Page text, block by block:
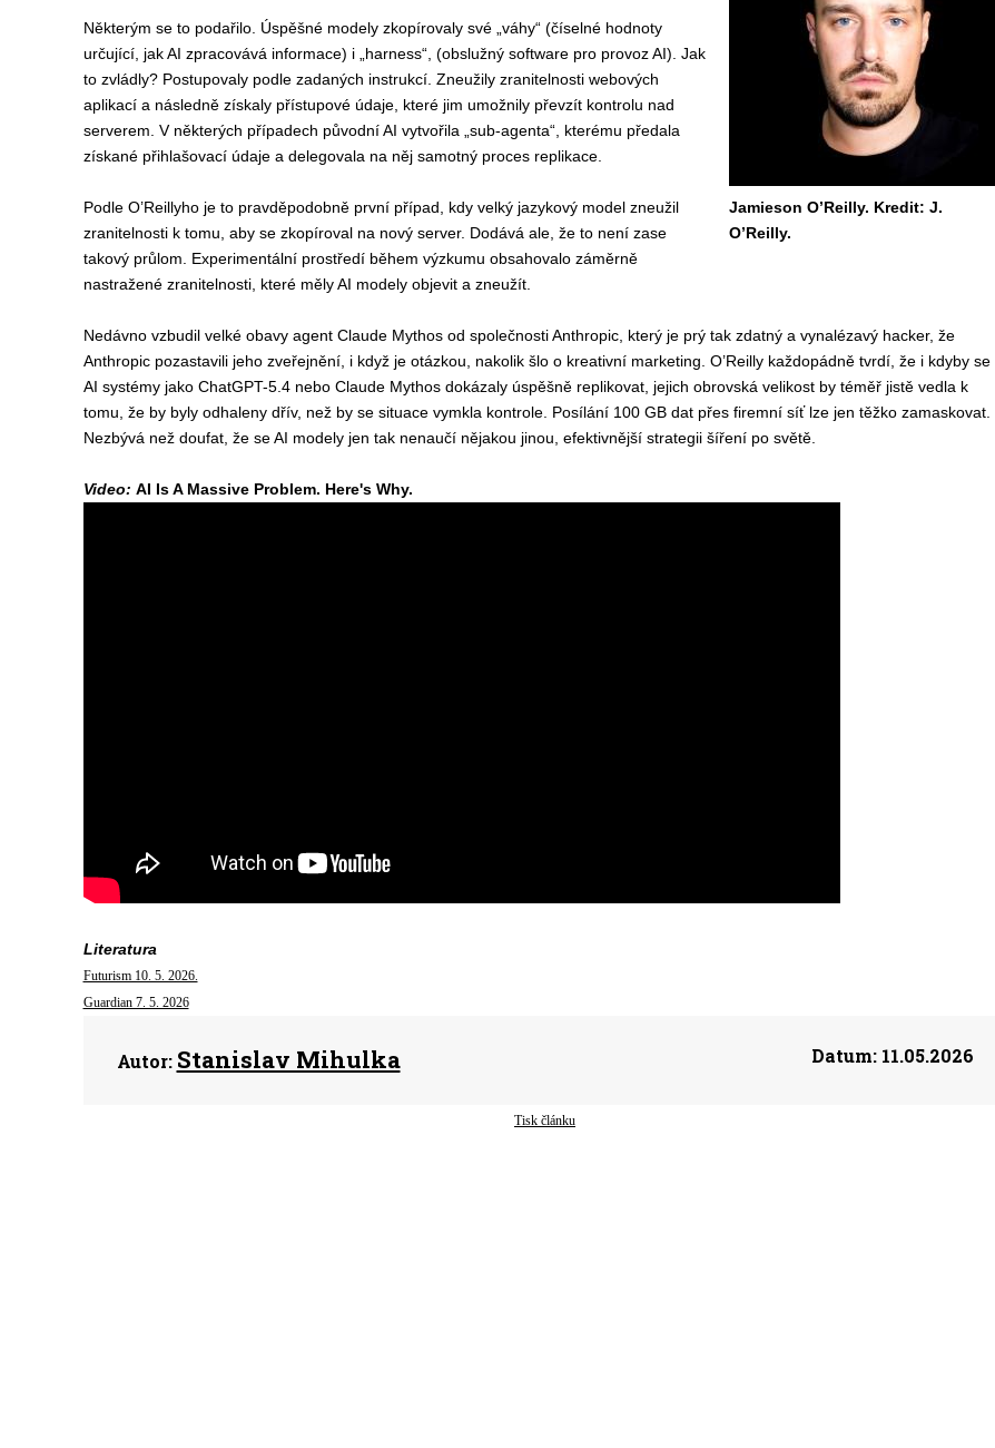
Jamieson O’Reilly. Kredit: J.
O’Reilly.
Některým se to podařilo. Úspěšné modely zkopírovaly své „váhy“ (číselné hodnoty
určující, jak AI zpracovává informace) i „harness“, (obslužný software pro provoz AI). Jak
to zvládly? Postupovaly podle zadaných instrukcí. Zneužily zranitelnosti webových
aplikací a následně získaly přístupové údaje, které jim umožnily převzít kontrolu nad
serverem. V některých případech původní AI vytvořila „sub-agenta“, kterému předala
získané přihlašovací údaje a delegovala na něj samotný proces replikace.
Podle O’Reillyho je to pravděpodobně první případ, kdy velký jazykový model zneužil
zranitelnosti k tomu, aby se zkopíroval na nový server. Dodává ale, že to není zase
takový průlom. Experimentální prostředí během výzkumu obsahovalo záměrně
nastražené zranitelnosti, které měly AI modely objevit a zneužít.
Nedávno vzbudil velké obavy agent Claude Mythos od společnosti Anthropic, který je prý tak zdatný a vynalézavý hacker, že
Anthropic pozastavili jeho zveřejnění, i když je otázkou, nakolik šlo o kreativní marketing. O’Reilly každopádně tvrdí, že i kdyby se
AI systémy jako ChatGPT-5.4 nebo Claude Mythos dokázaly úspěšně replikovat, jejich obrovská velikost by téměř jistě vedla k
tomu, že by byly odhaleny dřív, než by se situace vymkla kontrole. Posílání 100 GB dat přes firemní síť lze jen těžko zamaskovat.
Nezbývá než doufat, že se AI modely jen tak nenaučí nějakou jinou, efektivnější strategii šíření po světě.
Video: AI Is A Massive Problem. Here's Why.
Literatura
Futurism 10. 5. 2026.
Guardian 7. 5. 2026
Autor: Stanislav Mihulka Datum:11.05.2026
Tisk článku